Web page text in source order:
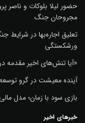
حضور لیلا بلوکات و ناصر
مجروحان جنگ
تعلیق اجاره‌بها در شرایط
ورشکستگی
«آیا تنش‌های اخیر مقدمه
آینده معیشت در گرو
بازی سود با زمان؛ مدل
خبرهای اخیر